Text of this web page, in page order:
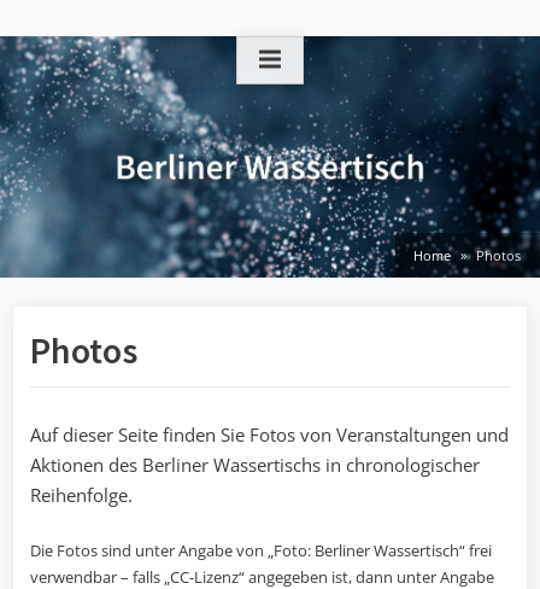
to
content
Home Photos
Photos
Auf dieser Seite finden Sie Fotos von Veranstaltungen und
Aktionen des Berliner Wassertischs in chronologischer
Reihenfolge.
Die Fotos sind unter Angabe von „Foto: Berliner Wassertisch“ frei
verwendbar – falls „CC-Lizenz“ angegeben ist, dann unter Angabe